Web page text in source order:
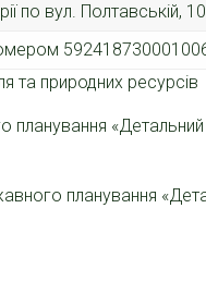
по вул. Полтавській, 10
та природних ресурсів
«Детальний
планування